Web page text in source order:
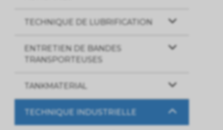
TECHNIQUE DE LUBRIFICATION
ENTRETIEN DE BANDES
TRANSPORTEUSES
TANKMATERIAL
TECHNIQUE INDUSTRIELLE